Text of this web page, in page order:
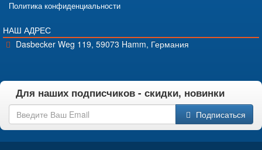
Политика конфиденциальности
НАШ АДРЕС
Dasbecker Weg 119, 59073 Hamm, Германия
Для наших подписчиков - скидки, новинки
Подписаться